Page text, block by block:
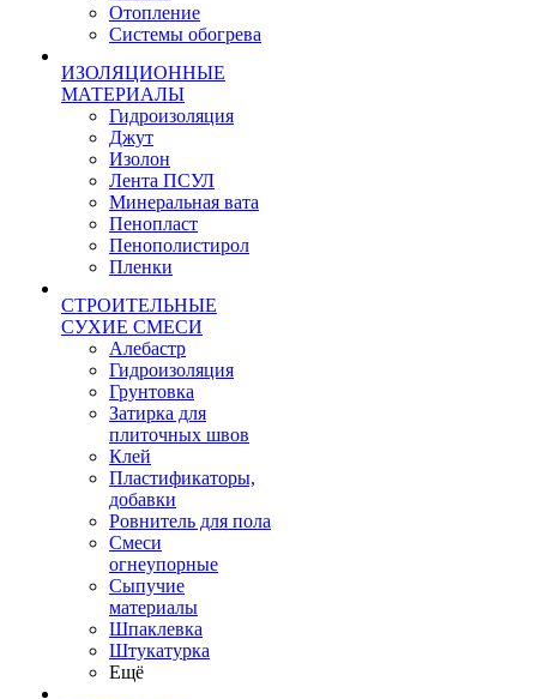
Отопление
Системы обогрева
ИЗОЛЯЦИОННЫЕ
МАТЕРИАЛЫ
Гидроизоляция
Джут
Изолон
Лента ПСУЛ
Минеральная вата
Пенопласт
Пенополистирол
Пленки
СТРОИТЕЛЬНЫЕ
СУХИЕ СМЕСИ
Алебастр
Гидроизоляция
Грунтовка
Затирка для
плиточных швов
Клей
Пластификаторы,
добавки
Ровнитель для пола
Смеси
огнеупорные
Сыпучие
материалы
Шпаклевка
Штукатурка
Ещё